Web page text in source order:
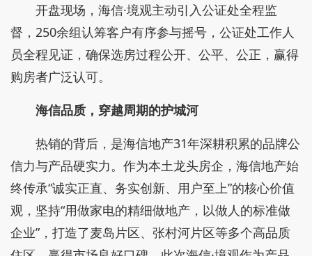
开盘现场，海信·境观主动引入公证处全程监
督，250余组认筹客户有序参与摇号，公证处工作人
员全程见证，确保选房过程公开、公平、公正，赢得
购房者广泛认可。
海信品质，穿越周期的护城河
热销的背后，是海信地产31年深耕积累的品牌公
信力与产品硬实力。作为本土龙头房企，海信地产始
终传承“诚实正直、务实创新、用户至上”的核心价值
观，坚持“用做家电的精细做地产，以做人的标准做
企业”，打造了麦岛片区、张村河片区等多个高品质